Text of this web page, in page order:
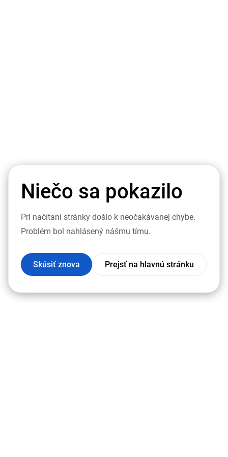
Niečo sa pokazilo
Pri načítaní stránky došlo k neočakávanej chybe.
Problém bol nahlásený nášmu tímu.
Skúsiť znova Prejsť na hlavnú stránku